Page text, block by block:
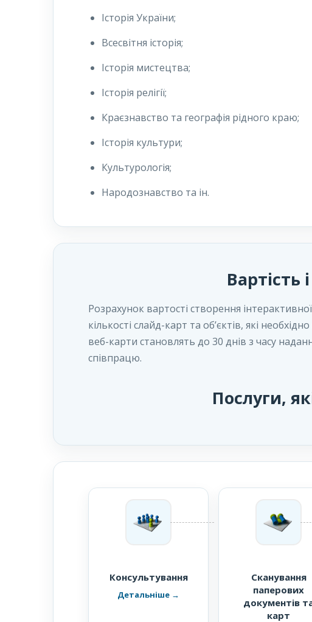
Історія України;
Всесвітня історія;
Історія мистецтва;
Історія релігії;
Краєзнавство та географія рідного краю;
Історія культури;
Культурологія;
Народознавство та ін.
Розрахунок вартості створення
кількості слайд-карт та об’єктів, які
веб-карти становлять до 30 днів з часу
співпрацю.
Послуги,
Консультування
Сканування
паперових
документів
карт